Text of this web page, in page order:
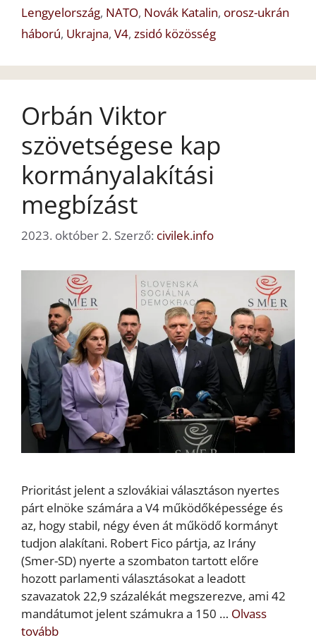
Lengyelország, NATO, Novák Katalin, orosz-ukrán
háború, Ukrajna, V4, zsidó közösség
Orbán Viktor
szövetségese kap
kormányalakítási
megbízást
2023. október 2. Szerző: civilek.info
Prioritást jelent a szlovákiai választáson nyertes
párt elnöke számára a V4 működőképessége és
az, hogy stabil, négy éven át működő kormányt
tudjon alakítani. Robert Fico pártja, az Irány
(Smer-SD) nyerte a szombaton tartott előre
hozott parlamenti választásokat a leadott
szavazatok 22,9 százalékát megszerezve, ami 42
mandátumot jelent számukra a 150 … Olvass
tovább